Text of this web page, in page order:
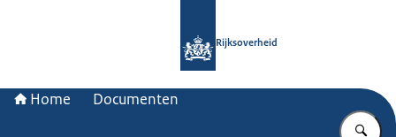
Rijksoverheid
Home Documenten